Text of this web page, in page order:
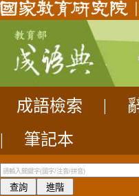
成語檢索
|
筆記本